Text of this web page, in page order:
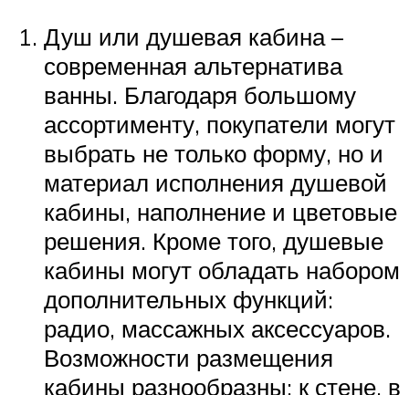
Душ или душевая кабина –
современная альтернатива
ванны. Благодаря большому
ассортименту, покупатели могут
выбрать не только форму, но и
материал исполнения душевой
кабины, наполнение и цветовые
решения. Кроме того, душевые
кабины могут обладать набором
дополнительных функций:
радио, массажных аксессуаров.
Возможности размещения
кабины разнообразны: к стене, в